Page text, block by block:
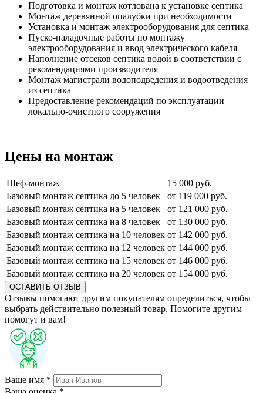
Подготовка и монтаж котлована к установке септика
Монтаж деревянной опалубки при необходимости
Установка и монтаж электрооборудования для септика
Пуско-наладочные работы по монтажу
электрооборудования и ввод электрического кабеля
Наполнение отсеков септика водой в соответствии с
рекомендациями производителя
Монтаж магистрали водоподведения и водоотведения
из септика
Предоставление рекомендаций по эксплуатации
локально-очистного сооружения
Цены на монтаж
Шеф-монтаж
15 000 руб.
Базовый монтаж септика до 5 человек
от 119 000 руб.
Базовый монтаж септика на 5 человек
от 121 000 руб.
Базовый монтаж септика на 8 человек
от 130 000 руб.
Базовый монтаж септика на 10 человек от 142 000 руб.
Базовый монтаж септика на 12 человек от 144 000 руб.
Базовый монтаж септика на 15 человек от 146 000 руб.
Базовый монтаж септика на 20 человек от 154 000 руб.
ОСТАВИТЬ ОТЗЫВ
Отзывы помогают другим покупателям определиться, чтобы
выбрать действительно полезный товар. Помогите другим –
помогут и вам!
Ваше имя *